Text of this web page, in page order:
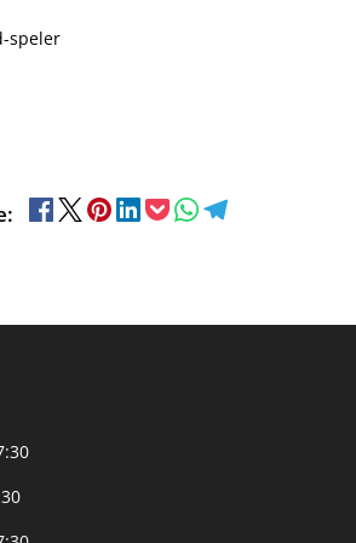
speler